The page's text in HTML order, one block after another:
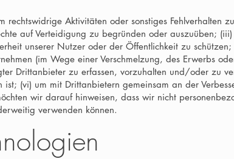
Aktivitäten oder sonstiges Fehlverhalten
auf Verteidigung zu begründen oder auszuüben; (iii)
unserer Nutzer oder der Öffentlichkeit zu schützen;
(im Wege einer Verschmelzung, des Erwerbs
Drittanbieter zu erfassen, vorzuhalten und/oder zu
(vi) um mit Drittanbietern gemeinsam an der
wir darauf hinweisen, dass wir nicht
verwenden können.